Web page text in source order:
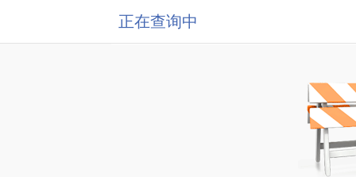
正在查询中